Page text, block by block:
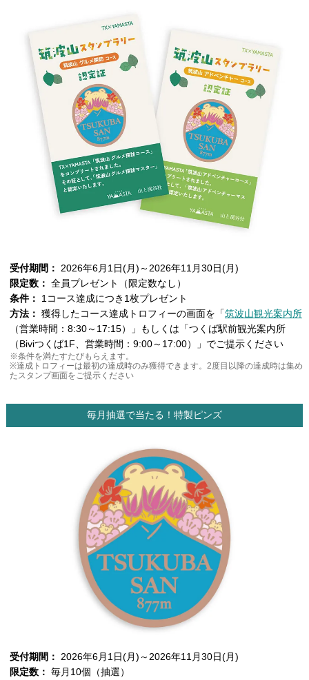
受付期間：
2026年6月1日(月)～2026年11月30日(月)
限定数： 全員プレゼント（限定数なし）
条件：
1コース達成につき1枚プレゼント
方法： 獲得したコース達成トロフィーの画面を「筑波山観光案内所
（営業時間：8:30～17:15）」もしくは「つくば駅前観光案内所
（Biviつくば1F、営業時間：9:00～17:00）」でご提示ください
※条件を満たすたびもらえます。
※達成トロフィーは最初の達成時のみ獲得できます。2度目以降の達成時は集め
たスタンプ画面をご提示ください
毎月抽選で当たる！特製ピンズ
受付期間：
2026年6月1日(月)～2026年11月30日(月)
限定数： 毎月10個（抽選）